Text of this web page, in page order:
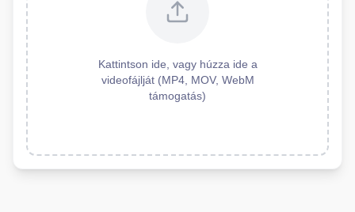
Kattintson ide, vagy húzza ide a
videofájlját (MP4, MOV, WebM
támogatás)